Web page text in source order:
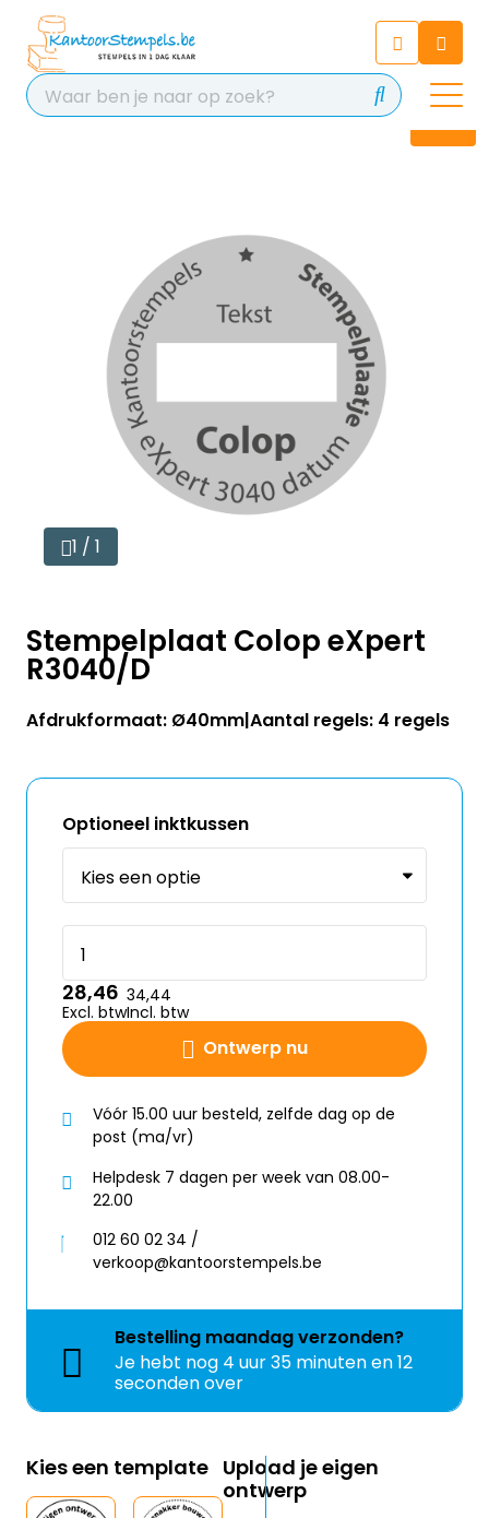
Chat 24/7 met onze chatbot
voor hulp
Contact
1 / 1
Stempelplaat Colop eXpert
R3040/D
Afdrukformaat: Ø40mm Aantal regels: 4 regels
Optioneel inktkussen
Ontwerp nu
28,46
Excl. btw
34,44
Incl. btw
Vóór 15.00 uur besteld, zelfde dag op de
post (ma/vr)
Helpdesk 7 dagen per week van 08.00-
22.00
012 60 02 34 /
verkoop@kantoorstempels.be
Bestelling maandagverzonden?
Je hebt nog 4 uur 35 minuten en 12
seconden over
Kies een template Upload je eigen
ontwerp